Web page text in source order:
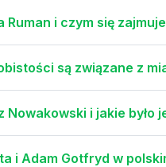
Ruman i czym się
są związane z
Nowakowski i jakie
i Adam Gotfryd w